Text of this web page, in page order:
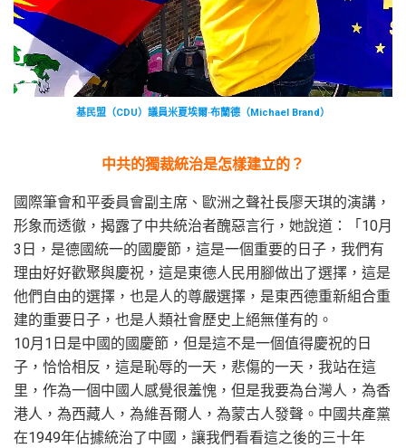
基民盟（CDU）議員米夏埃爾·布蘭德（Michael Brand）
中共的獨裁統治是怎樣建立的？
國際筆會和平委員會副主席、歐洲之聲社長廖天琪的演講，
形象而透徹，揭露了中共統治者醜惡言行，她說道：「10月
3日，是德國統一的國慶節，這是一個重要的日子，我們有
理由好好歡聚與慶祝，這是東德人民用腳做出了選擇，這是
他們自由的選擇，也是人的尊嚴選擇，是東西德重新組合重
建的重要日子，也是人類社會歷史上絕無僅有的。
10月1日是中國的國慶節，但是這不是一個值得慶祝的日
子，恰恰相反，這是恥辱的一天，悲傷的一天，我站在這
里，作為一個中國人感覺很羞愧，但是我要為台灣人，為香
港人，為西藏人，為維吾爾人，為蒙古人發聲。中國共產黨
在1949年佔據統治了中國，讓我們看看這之後的三十年